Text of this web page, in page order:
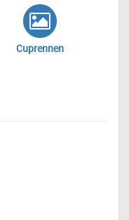
Cuprennen